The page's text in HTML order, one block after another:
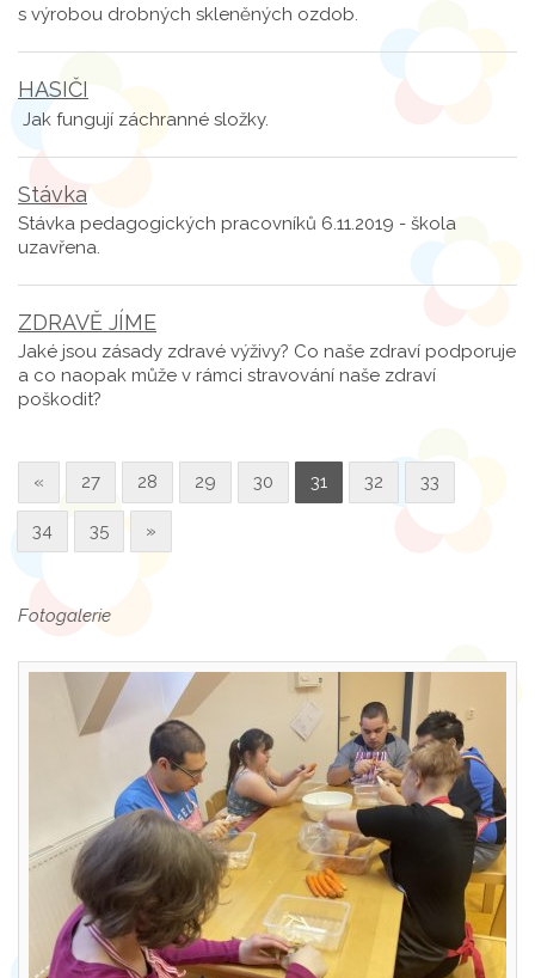
s výrobou drobných skleněných ozdob.
HASIČI
Jak fungují záchranné složky.
Stávka
Stávka pedagogických pracovníků 6.11.2019 - škola
uzavřena.
ZDRAVĚ JÍME
Jaké jsou zásady zdravé výživy? Co naše zdraví podporuje
a co naopak může v rámci stravování naše zdraví
poškodit?
« 27 28 29 30 31 32 33
34 35 »
Fotogalerie